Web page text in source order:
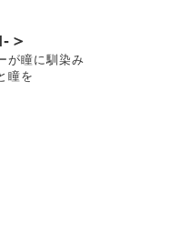
＞
が瞳に馴染み
瞳を